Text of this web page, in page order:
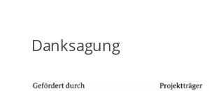
Danksagung